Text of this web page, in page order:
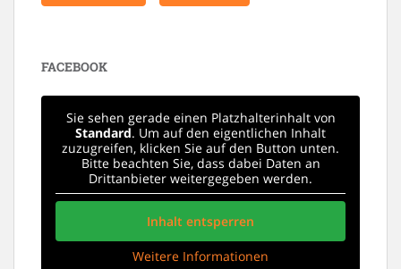
FACEBOOK
Sie sehen gerade einen Platzhalterinhalt von
Standard. Um auf den eigentlichen Inhalt
zuzugreifen, klicken Sie auf den Button unten.
Bitte beachten Sie, dass dabei Daten an
Drittanbieter weitergegeben werden.
Inhalt entsperren
Weitere Informationen